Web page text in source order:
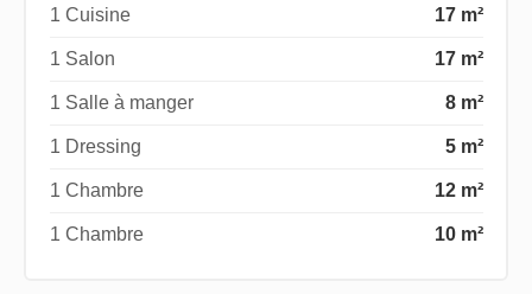
1 Cuisine 17 m²
1 Salon 17 m²
1 Salle à manger 8 m²
1 Dressing 5 m²
1 Chambre 12 m²
1 Chambre 10 m²